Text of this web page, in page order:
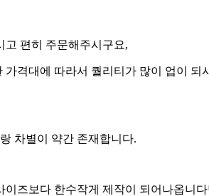
고 편히 주문해주시구요,
격대에 따라서 퀄리티가 많이 업이
차별이 약간 존재합니다.
즈보다 한수작게 제작이 되어나옵니다